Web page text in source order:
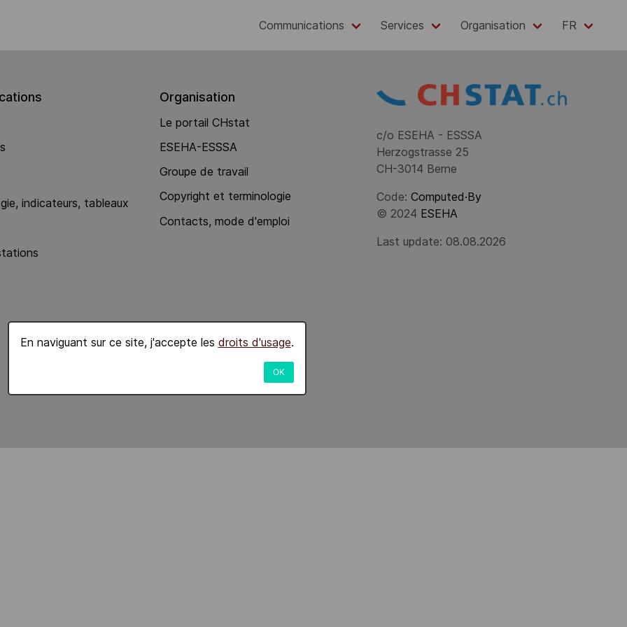
Communications Services Organisation FR
En naviguant sur ce site, j'accepte les droits d'usage.
OK
indicateurs, tableaux
Organisation
Le portail CHstat
ESEHA-ESSSA
Groupe de travail
Copyright et terminologie
Contacts, mode d'emploi
c/o ESEHA - ESSSA
Herzogstrasse 25
CH-3014 Berne
Code: Computed·By
© 2024 ESEHA
Last update: 08.08.2026